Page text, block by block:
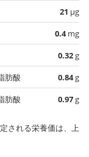
21 µg
0.4mg
0.32g
肪酸
0.84g
肪酸
0.97g
される栄養価は、上